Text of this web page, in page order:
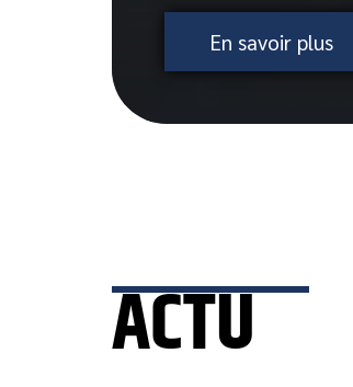
En savoir plus
ACTU